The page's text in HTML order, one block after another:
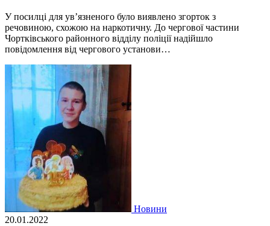
У посилці для ув’язненого було виявлено згорток з
речовиною, схожою на наркотичну. До чергової частини
Чортківського районного відділу поліції надійшло
повідомлення від чергового установи…
Новини
20.01.2022